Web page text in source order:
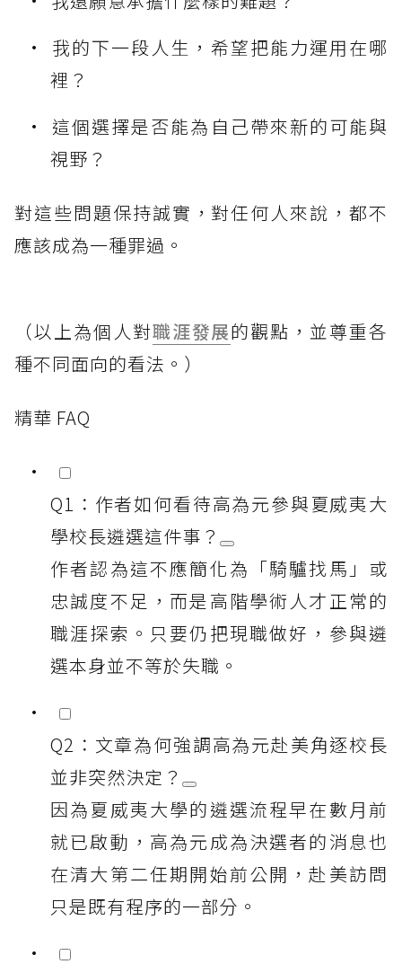
我的下一段人生，希望把能力運用在哪
裡？
這個選擇是否能為自己帶來新的可能與
視野？
對這些問題保持誠實，對任何人來說，都不
應該成為一種罪過。
（以上為個人對職涯發展的觀點，並尊重各
種不同面向的看法。）
精華 FAQ
Q1：作者如何看待高為元參與夏威夷大
學校長遴選這件事？
作者認為這不應簡化為「騎驢找馬」或
忠誠度不足，而是高階學術人才正常的
職涯探索。只要仍把現職做好，參與遴
選本身並不等於失職。
Q2：文章為何強調高為元赴美角逐校長
並非突然決定？
因為夏威夷大學的遴選流程早在數月前
就已啟動，高為元成為決選者的消息也
在清大第二任期開始前公開，赴美訪問
只是既有程序的一部分。